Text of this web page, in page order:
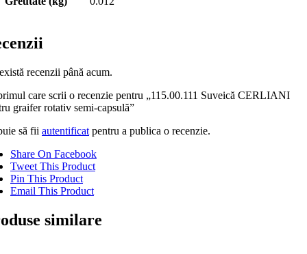
recenzii până acum.
care scrii o recenzie pentru „115.00.111 Suveică CERLIANI
graifer rotativ semi-capsulă”
să fii autentificat pentru a publica o recenzie.
Share On Facebook
Tweet This Product
Pin This Product
Email This Product
similare